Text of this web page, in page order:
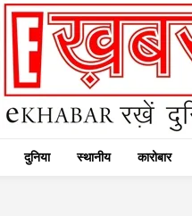
दुनिया स्थानीय कारोबार